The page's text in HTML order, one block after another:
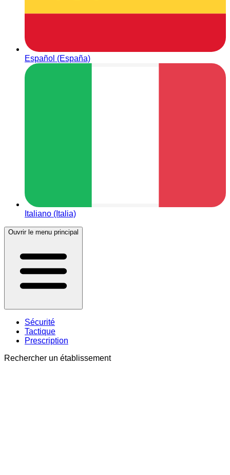
Español (España)
Italiano (Italia)
Ouvrir le menu principal
Sécurité
Tactique
Prescription
Rechercher un établissement